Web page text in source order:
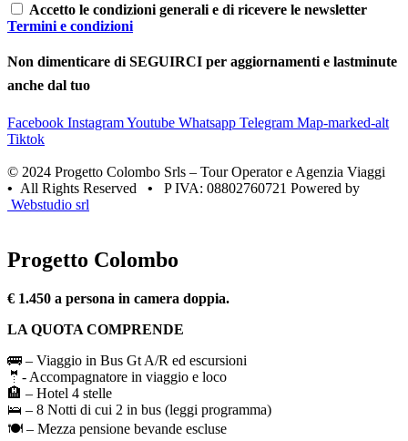
Accetto le condizioni generali e di ricevere le newsletter
Termini e condizioni
Non dimenticare di SEGUIRCI per aggiornamenti e lastminute
anche dal tuo
Facebook InstagramYoutube Whatsapp Telegram Map-marked-alt
Tiktok
© 2024 Progetto Colombo Srls – Tour Operator e Agenzia Viaggi
• All Rights Reserved • P IVA: 08802760721 Powered by
Webstudio srl
Progetto Colombo
€ 1.450 a persona in camera doppia.
LA QUOTA COMPRENDE
🚌 – Viaggio in Bus Gt A/R ed escursioni
🤵- Accompagnatore in viaggio e loco
🏨 – Hotel 4 stelle
🛌 – 8 Notti di cui 2 in bus (leggi programma)
🍽️ – Mezza pensione bevande escluse